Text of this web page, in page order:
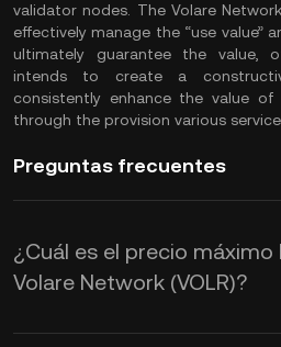
validator nodes. The Volare
effectively manage the “use value”
ultimately guarantee the value,
intends to create a
consistently enhance the value
through the provision various
Preguntas frecuentes
¿Cuál es el precio
Volare Network (VOLR)?